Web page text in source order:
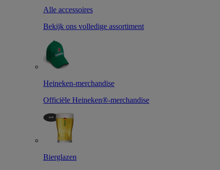
Alle accessoires
Bekijk ons volledige assortiment
Heineken-merchandise
Officiële Heineken®-merchandise
Bierglazen